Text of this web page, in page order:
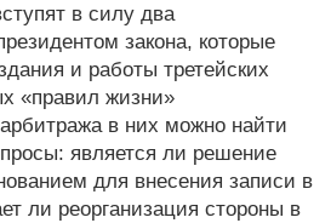
в силу два
закона, которые
и работы третейских
«правил жизни»
арбитража в них можно найти
является ли решение
для внесения записи в
ли реорганизация стороны в